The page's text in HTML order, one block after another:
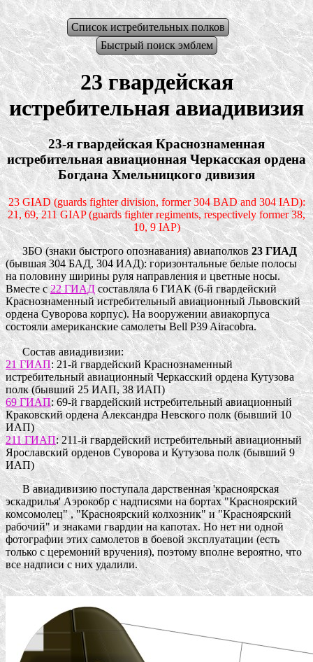
Список истребительных полков
Быстрый поиск эмблем
23 гвардейская
истребительная авиадивизия
23-я гвардейская Краснознаменная
истребительная авиационная Черкасская ордена
Богдана Хмельницкого дивизия
23 GIAD (guards fighter division, former 304 BAD and 304 IAD):
21, 69, 211 GIAP (guards fighter regiments, respectively former 38,
10, 9 IAP)
ЗБО (знаки быстрого опознавания) авиаполков23 ГИАД
(бывшая 304 БАД, 304 ИАД): горизонтальные белые полосы
на половину ширины руля направления и цветные носы.
Вместе с22 ГИАД составляла 6 ГИАК (6-й гвардейский
Краснознаменный истребительный авиационный Львовский
ордена Суворова корпус). На вооружении авиакорпуса
состояли американские самолеты Bell P39 Airacobra.
Состав авиадивизии:
21 ГИАП: 21-й гвардейский Краснознаменный
истребительный авиационный Черкасский ордена Кутузова
полк (бывший 25 ИАП, 38 ИАП)
69 ГИАП: 69-й гвардейский истребительный авиационный
Краковский ордена Александра Невского полк (бывший 10
ИАП)
211 ГИАП: 211-й гвардейский истребительный авиационный
Ярославский орденов Суворова и Кутузова полк (бывший 9
ИАП)
В авиадивизию поступала дарственная 'красноярская
эскадрилья' Аэрокобр с надписями на бортах "Красноярский
комсомолец" , "Красноярский колхозник" и "Красноярский
рабочий" и знаками гвардии на капотах. Но нет ни одной
фотографии этих самолетов в боевой эксплуатации (есть
только с церемоний вручения), поэтому вполне вероятно, что
все надписи с них удалили.